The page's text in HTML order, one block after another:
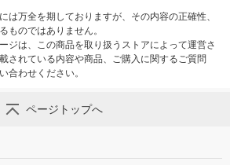
は万全を期しておりますが、その内容の正確性、
ものではありません。
ジは、この商品を取り扱うストアによって運営さ
されている内容や商品、ご購入に関するご質問
合わせください。
ページトップへ